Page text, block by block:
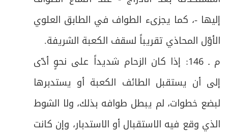
إليها -، كما يجزىء الطواف في الطابق العلوي
الأوّل المحاذي تقريباً لسقف الكعبة الشريفة.
م ـ 146: إذا كان الزحام شديداً على نحوٍ أدّى
إلى أن يستقبل الطائف الكعبة أو يستدبرها
لبضع خطوات، لم يبطل طوافه بذلك، ولا الشوط
الذي وقع فيه الاستقبال أو الاستدبار، وإن كانت
84
ص
85 دعاء التوبة للإمام زين العابدين(ع)